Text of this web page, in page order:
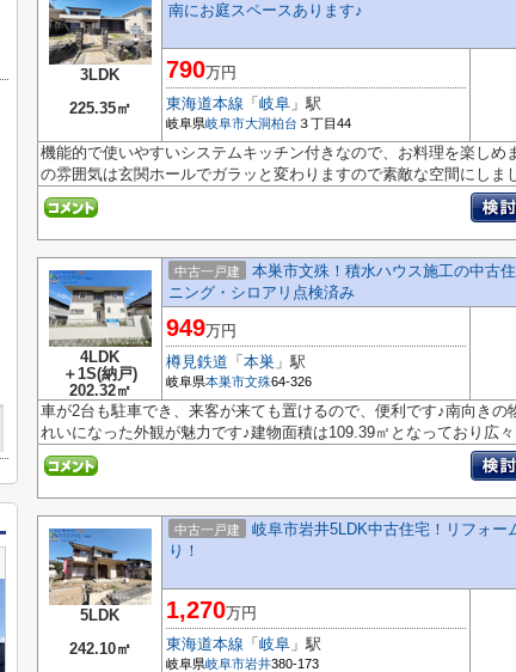
3LDK
225.35㎡
南にお庭スペースあります♪
790万円
東海道本線 「 岐阜 」駅
岐阜県岐阜市大洞柏台 ３丁目44
機能的で使いやすいシステムキッチン付きなので、お料理を楽し
の雰囲気は玄関ホールでガラッと変わりますので素敵な空間にしま
4LDK
＋1S(納戸)
202.32㎡
中古一戸建
本巣市文殊！積水ハウス施工の中古
ニング・シロアリ点検済み
949万円
樽見鉄道 「 本巣 」駅
岐阜県本巣市文殊64-326
車が2台も駐車でき、来客が来ても置けるので、便利です♪南向きの
れいになった外観が魅力です♪建物面積は109.39㎡となっており広
5LDK
242.10㎡
中古一戸建
岐阜市岩井5LDK中古住宅！リフォー
り！
1,270万円
東海道本線 「 岐阜 」駅
岐阜県岐阜市岩井380-173